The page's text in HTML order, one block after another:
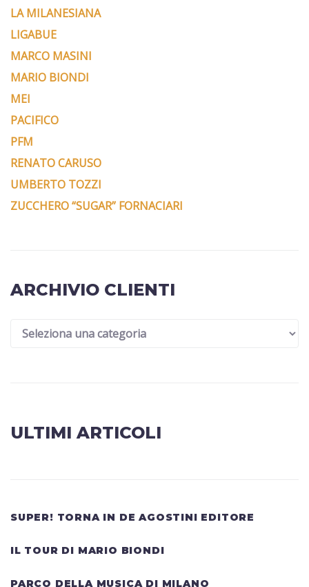
LA MILANESIANA
LIGABUE
MARCO MASINI
MARIO BIONDI
MEI
PACIFICO
PFM
RENATO CARUSO
UMBERTO TOZZI
ZUCCHERO “SUGAR” FORNACIARI
ARCHIVIO CLIENTI
ULTIMI ARTICOLI
SUPER! TORNA IN DE AGOSTINI EDITORE
IL TOUR DI MARIO BIONDI
PARCO DELLA MUSICA DI MILANO